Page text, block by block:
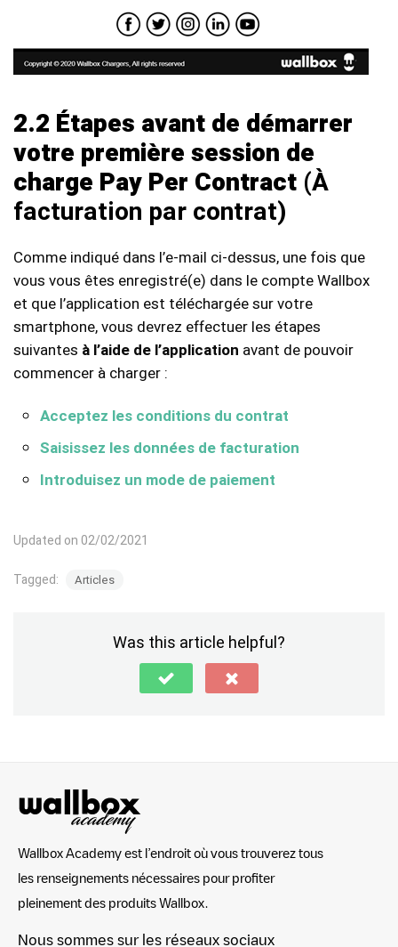
2.2 Étapes avant de démarrer
votre première session de
charge Pay Per Contract (À
facturation par contrat)
Comme indiqué dans l’e-mail ci-dessus, une fois que
vous vous êtes enregistré(e) dans le compte Wallbox
et que l’application est téléchargée sur votre
smartphone, vous devrez effectuer les étapes
suivantes à l’aide de l’application avant de pouvoir
commencer à charger :
Acceptez les conditions du contrat
Saisissez les données de facturation
Introduisez un mode de paiement
Updated on 02/02/2021
Tagged: Articles
Was this article helpful?
Wallbox Academy est l’endroit où vous trouverez tous
les renseignements nécessaires pour profiter
pleinement des produits Wallbox.
Nous sommes sur les réseaux sociaux